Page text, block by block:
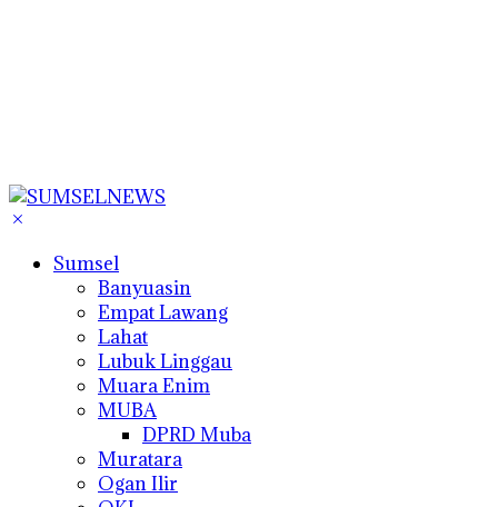
Sumsel
Banyuasin
Empat Lawang
Lahat
Lubuk Linggau
Muara Enim
MUBA
DPRD Muba
Muratara
Ogan Ilir